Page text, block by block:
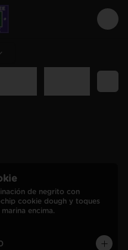
de negrito con
cookie dough y toques
marina encima.